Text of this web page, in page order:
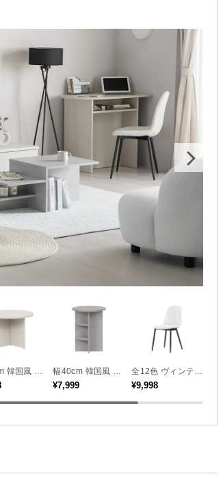
韓国風 ラ
ーブル
幅40cm 韓国風 サ
イドテーブル
¥7,999
全12色 ヴィンテー
ジ調 デザイナーズ
¥9,998